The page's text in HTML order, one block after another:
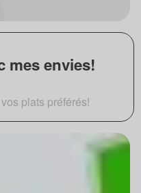
mes envies!
plats préférés!